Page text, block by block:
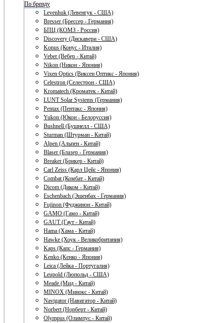
По бренду
Levenhuk (Левенгук - США)
Bresser (Брессер - Германия)
БПЦ (КОМЗ - Россия)
Discovery (Дискавери - США)
Konus (Конус - Италия)
Veber (Вебер - Китай)
Nikon (Никон - Япония)
Vixen Optics (Виксен Оптикс - Япония)
Celestron (Селестрон - США)
Kromatech (Кроматек - Китай)
LUNT Solar Systems (Германия)
Pentax (Пентакс - Япония)
Yukon (Юкон - Белоруссия)
Bushnell (Бушнелл - США)
Sturman (Штурман - Китай)
Alpen (Альпен - Китай)
Blaser (Блазер - Германия)
Breaker (Брикер - Китай)
Carl Zeiss (Карл Цейс - Япония)
Combat (Комбат - Китай)
Dicom (Диком - Китай)
Eschenbach (Эшенбах - Германия)
Fujinon (Фуджинон - Китай)
GAMO (Гамо - Китай)
GAUT (Гаут - Китай)
Hama (Хама - Китай)
Hawke (Хоук - Великобритания)
Kaps (Капс - Германия)
Kenko (Кенко - Япония)
Leica (Лейка - Португалия)
Leupold (Люпольд - США)
Meade (Мид - Китай)
MINOX (Минокс - Китай)
Navigator (Навигатор - Китай)
Norbert (Норберт - Китай)
Olympus (Олимпус - Китай)